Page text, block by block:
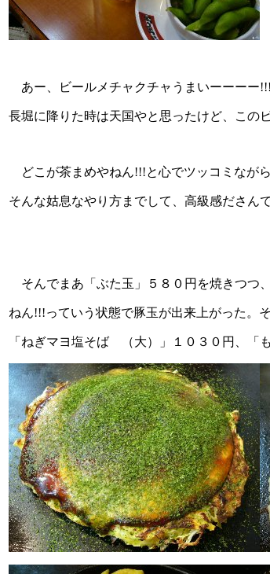
あー、ビールメチャクチャうまいーーーー
長堀に降りた時は天国やと思ったけど、この
どこが茶まめやねん!!!と心でツッコミなが
そんな姑息なやり方までして、高級感ださん
そんでまあ「ぶた玉」５８０円を焼きつつ
ねん!!!っていう状態で豚玉が出来上がった
「ねぎマヨ塩そば （大）」１０３０円、